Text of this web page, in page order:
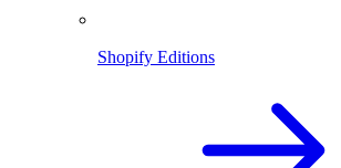
Shopify Editions